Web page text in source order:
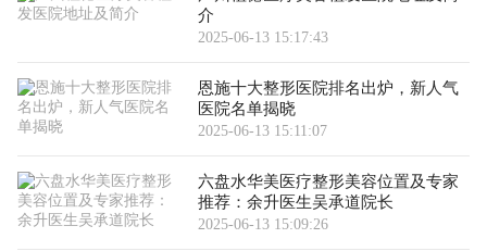
介
2025-06-13 15:17:43
恩施十大整形医院排名出炉，新人气
医院名单揭晓
2025-06-13 15:11:07
六盘水华美医疗整形美容位置及专家
推荐：余升医生吴承道院长
2025-06-13 15:09:26